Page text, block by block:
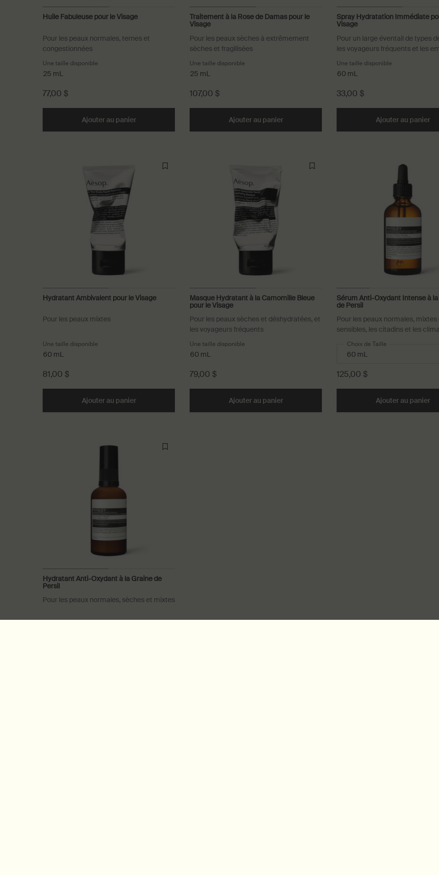
Huile Fabuleuse pour le Visage
Pour les peaux normales, ternes et
congestionnées
Une taille disponible
25 mL
77,00 $
Ajouter au panierAdd the Huile Fabuleuse pour le Visage to cart
Traitement à la Rose de Damas pour le
Visage
Pour les peaux sèches à extrêmement
sèches et fragilisées
Une taille disponible
25 mL
107,00 $
Ajouter au panierAdd the Traitement à la Rose de Damas pour le
Spray Hydratation Immédiate
Visage
Pour un large éventail de types
les voyageurs fréquents et les
de bureau
Une taille disponible
60 mL
33,00 $
Ajouter au panier
Hydratant Ambivalent pour le Visage
Pour les peaux mixtes
Une taille disponible
60 mL
81,00 $
Ajouter au panierAdd the Hydratant Ambivalent pour le Visage to cart
Masque Hydratant à la Camomille Bleue
pour le Visage
Pour les peaux sèches et déshydratées, et
les voyageurs fréquents
Une taille disponible
60 mL
79,00 $
Ajouter au panierAdd the Masque Hydratant à la Camomille Bleue
Sérum Anti-Oxydant Intense à
de Persil
Pour les peaux normales, mixtes
sensibles, les citadins et les
chauds et humides
Choix de Taille
125,00 $
Ajouter au panier
Hydratant Anti-Oxydant à la Graine de
Persil
Pour les peaux normales, sèches et mixtes